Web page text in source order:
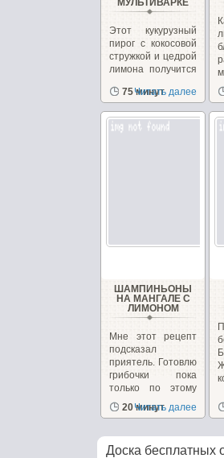
МУЛЬТИВАРКЕ
Этот кукурузный
пирог с кокосовой
стружкой и цедрой
лимона получится
75 минут
Читать далее
ШАМПИНЬОНЫ
НА МАНГАЛЕ С
ЛИМОНОМ
Мне этот рецепт
подсказал
приятель. Готовлю
грибочки пока
только по этому
рецепту...
20 минут
Читать далее
Доска бесплатных